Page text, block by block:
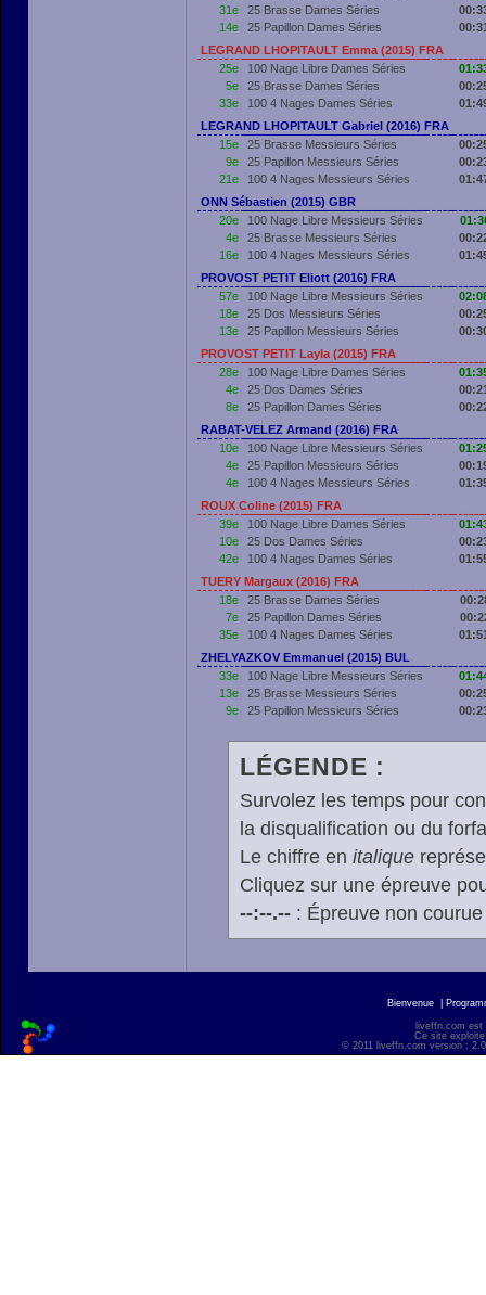
31e
25 Brasse Dames Séries
14e
25 Papillon Dames Séries
LEGRAND LHOPITAULT Emma (2015) FRA
25e
100 Nage Libre Dames Séries
5e
25 Brasse Dames Séries
33e
100 4 Nages Dames Séries
LEGRAND LHOPITAULT Gabriel (2016) FRA
15e
25 Brasse Messieurs Séries
9e
25 Papillon Messieurs Séries
21e
100 4 Nages Messieurs Séries
ONN Sébastien (2015) GBR
20e
100 Nage Libre Messieurs Séries
4e
25 Brasse Messieurs Séries
16e
100 4 Nages Messieurs Séries
PROVOST PETIT Eliott (2016) FRA
57e
100 Nage Libre Messieurs Séries
18e
25 Dos Messieurs Séries
13e
25 Papillon Messieurs Séries
PROVOST PETIT Layla (2015) FRA
28e
100 Nage Libre Dames Séries
4e
25 Dos Dames Séries
8e
25 Papillon Dames Séries
RABAT-VELEZ Armand (2016) FRA
10e
100 Nage Libre Messieurs Séries
4e
25 Papillon Messieurs Séries
4e
100 4 Nages Messieurs Séries
ROUX Coline (2015) FRA
39e
100 Nage Libre Dames Séries
10e
25 Dos Dames Séries
42e
100 4 Nages Dames Séries
TUERY Margaux (2016) FRA
18e
25 Brasse Dames Séries
7e
25 Papillon Dames Séries
35e
100 4 Nages Dames Séries
ZHELYAZKOV Emmanuel (2015) BUL
33e
100 Nage Libre Messieurs Séries
13e
25 Brasse Messieurs Séries
9e
25 Papillon Messieurs Séries
LÉGENDE :
Survolez les temps pour
la disqualification ou du
Le chiffre en italique
Cliquez sur une épreuve
--:--.--: Épreuve non
Bienvenue
liveffn.com est
Ce site
© 2011 liveffn.com version :